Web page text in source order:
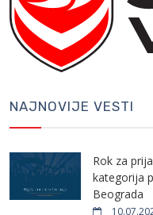
NAJNOVIJE VESTI
Rok za
kategorija
Beograda